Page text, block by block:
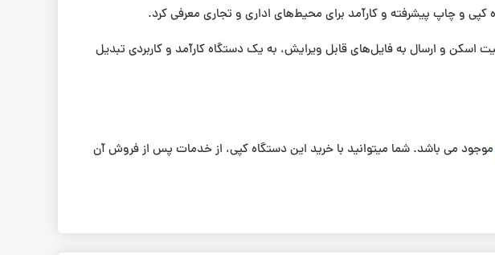
اسکن و ارسال به فایل‌های قابل ویرایش، به یک دستگاه کارآمد و کاربردی تبدیل
موجود می باشد. شما میتوانید با خرید این دستگاه کپی، از خدمات پس از فروش آن